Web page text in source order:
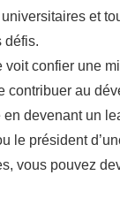
et
défis.
voit confier une
contribuer au
en devenant un
le président
vous pouvez